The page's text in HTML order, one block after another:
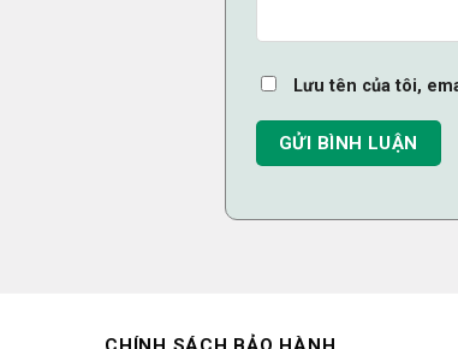
Lưu tên của tôi,